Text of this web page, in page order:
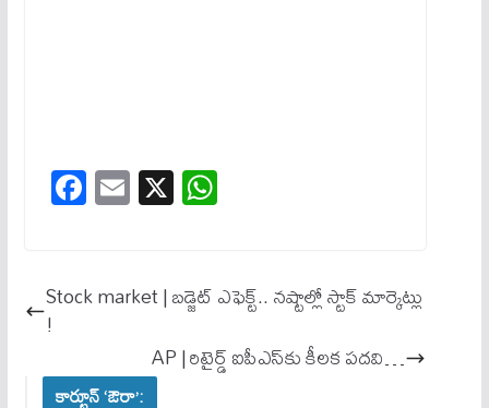
Fa
ce
ok
E
m
X W
ha
A
pp
Stock market | బడ్జెట్ ఎఫెక్ట్.. నష్టాల్లో స్టాక్ మార్కెట్లు
!
AP | రిటైర్డ్ ఐపీఎస్‌కు కీలక పదవి…
కార్టూన్ ‘ఔరా’: